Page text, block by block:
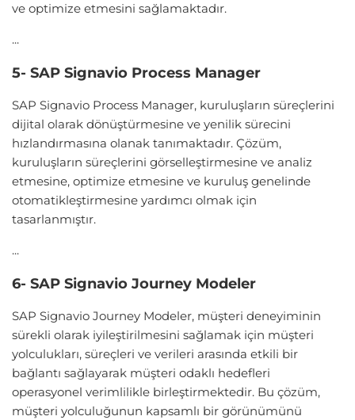
ve optimize etmesini sağlamaktadır.
...
5- SAP Signavio Process Manager
SAP Signavio Process Manager, kuruluşların süreçlerini
dijital olarak dönüştürmesine ve yenilik sürecini
hızlandırmasına olanak tanımaktadır. Çözüm,
kuruluşların süreçlerini görselleştirmesine ve analiz
etmesine, optimize etmesine ve kuruluş genelinde
otomatikleştirmesine yardımcı olmak için
tasarlanmıştır.
...
6- SAP Signavio Journey Modeler
SAP Signavio Journey Modeler, müşteri deneyiminin
sürekli olarak iyileştirilmesini sağlamak için müşteri
yolculukları, süreçleri ve verileri arasında etkili bir
bağlantı sağlayarak müşteri odaklı hedefleri
operasyonel verimlilikle birleştirmektedir. Bu çözüm,
müşteri yolculuğunun kapsamlı bir görünümünü